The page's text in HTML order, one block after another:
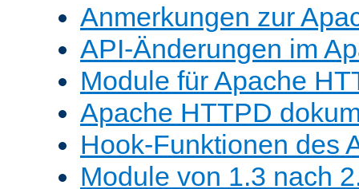
Anmerkungen zur
API-Änderungen im
Module für Apache
Apache HTTPD
Hook-Funktionen des
Module von 1.3 nach